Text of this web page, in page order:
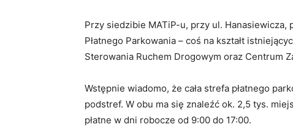
Przy siedzibie MATiP-u, przy ul.
Płatnego Parkowania – coś na kształt
Sterowania Ruchem Drogowym oraz Centrum
Wstępnie wiadomo, że cała strefa płatnego
podstref. W obu ma się znaleźć ok. 2,5 tys.
płatne w dni robocze od 9:00 do 17:00.